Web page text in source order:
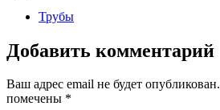
Трубы
Добавить комментарий
Ваш адрес email не будет опубликован.
помечены *